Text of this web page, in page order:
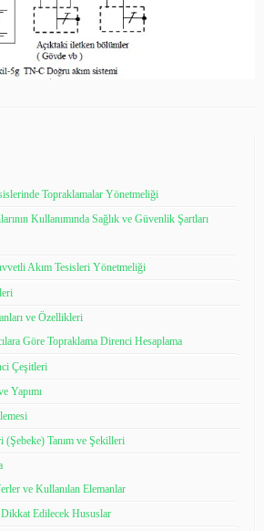
Topraklamalar Yönetmeliği
Kullanımında Sağlık ve Güvenlik Şartları
Akım Tesisleri Yönetmeliği
ve Özellikleri
Göre Topraklama Direnci Hesaplama
Çeşitleri
Yapımı
(Şebeke) Tanım ve Şekilleri
ve Kullanılan Elemanlar
Dikkat Edilecek Hususlar